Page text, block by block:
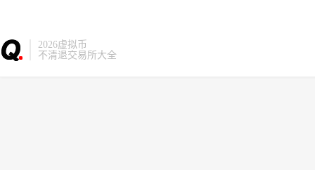
2026虚拟币
不清退交易所大全